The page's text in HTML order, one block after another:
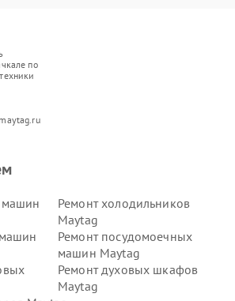
по
машин
Ремонт холодильников
Maytag
Ремонт посудомоечных
машин Maytag
Ремонт духовых шкафов
Maytag